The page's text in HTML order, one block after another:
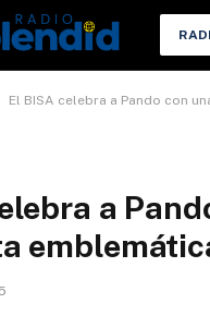
El BISA celebra a Pando con una
a